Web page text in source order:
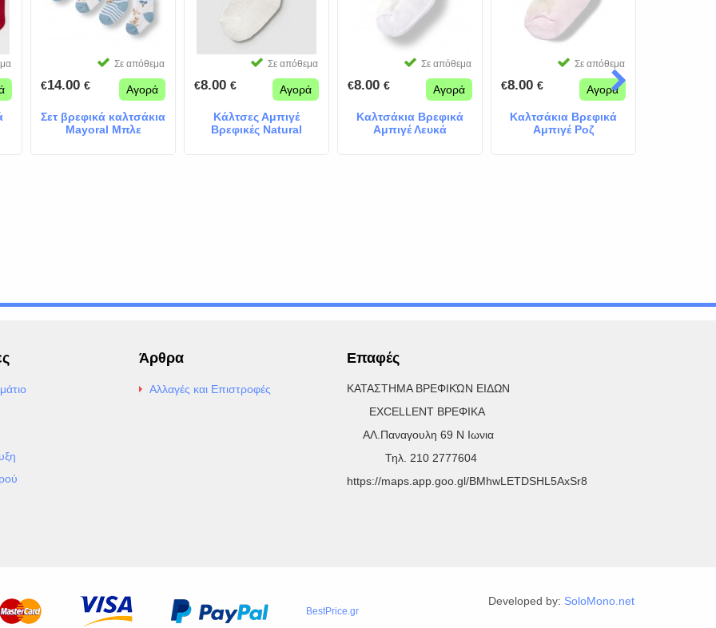
Σε απόθεμα
€14.00 € Αγορά
Σετ βρεφικά καλτσάκια
Mayoral Μπλε
Σε απόθεμα
€8.00 € Αγορά
Κάλτσες Αμπιγέ
Βρεφικές Natural
Σε απόθεμα
€8.00 € Αγορά
Καλτσάκια Βρεφικά
Αμπιγέ Λευκά
Σε απόθεμα
€8.00 € Αγορά
Καλτσάκια Βρεφικά
Αμπιγέ Ροζ
Άρθρα
Αλλαγές και Επιστροφές
Επαφές
ΚΑΤΑΣΤΗΜΑ ΒΡΕΦΙΚΏΝ ΕΙΔΩΝ
EXCELLENT ΒΡΕΦΙΚΑ
ΑΛ.Παναγουλη 69 Ν Ιωνια
Τηλ. 210 2777604
https://maps.app.goo.gl/BMhwLETDSHL5AxSr8
BestPrice.gr
Developed by: SoloMono.net